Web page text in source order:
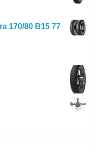
170/80 B15 77